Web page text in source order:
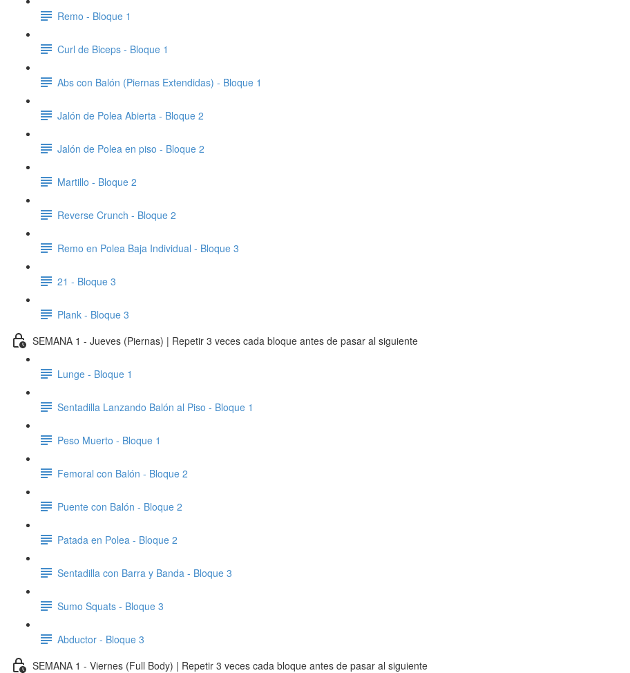
Remo - Bloque 1
Curl de Biceps - Bloque 1
Abs con Balón (Piernas Extendidas) - Bloque 1
Jalón de Polea Abierta - Bloque 2
Jalón de Polea en piso - Bloque 2
Martillo - Bloque 2
Reverse Crunch - Bloque 2
Remo en Polea Baja Individual - Bloque 3
21 - Bloque 3
Plank - Bloque 3
SEMANA 1 - Jueves (Piernas) | Repetir 3 veces cada bloque antes de pasar al siguiente
Lunge - Bloque 1
Sentadilla Lanzando Balón al Piso - Bloque 1
Peso Muerto - Bloque 1
Femoral con Balón - Bloque 2
Puente con Balón - Bloque 2
Patada en Polea - Bloque 2
Sentadilla con Barra y Banda - Bloque 3
Sumo Squats - Bloque 3
Abductor - Bloque 3
SEMANA 1 - Viernes (Full Body) | Repetir 3 veces cada bloque antes de pasar al siguiente